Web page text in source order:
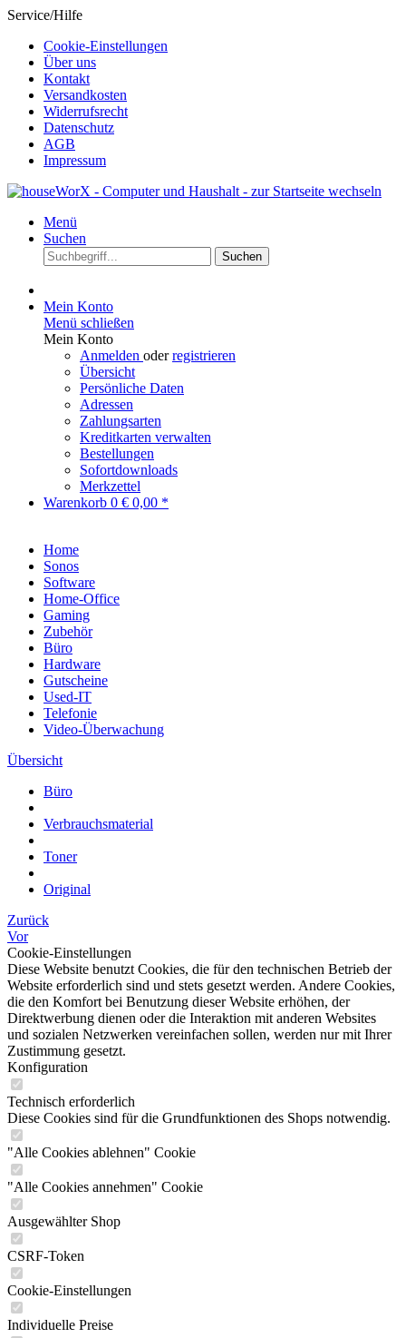
Service/Hilfe
Cookie-Einstellungen
Über uns
Kontakt
Versandkosten
Widerrufsrecht
Datenschutz
AGB
Impressum
Menü
Suchen
Suchen
Mein Konto
Menü schließen
Mein Konto
Anmelden oderregistrieren
Übersicht
Persönliche Daten
Adressen
Zahlungsarten
Kreditkarten verwalten
Bestellungen
Sofortdownloads
Merkzettel
Warenkorb 0 € 0,00 *
Home
Sonos
Software
Home-Office
Gaming
Zubehör
Büro
Hardware
Gutscheine
Used-IT
Telefonie
Video-Überwachung
Übersicht
Büro
Verbrauchsmaterial
Toner
Original
Zurück
Vor
Cookie-Einstellungen
Diese Website benutzt Cookies, die für den technischen Betrieb der
Website erforderlich sind und stets gesetzt werden. Andere Cookies,
die den Komfort bei Benutzung dieser Website erhöhen, der
Direktwerbung dienen oder die Interaktion mit anderen Websites
und sozialen Netzwerken vereinfachen sollen, werden nur mit Ihrer
Zustimmung gesetzt.
Konfiguration
Technisch erforderlich
Diese Cookies sind für die Grundfunktionen des Shops notwendig.
"Alle Cookies ablehnen" Cookie
"Alle Cookies annehmen" Cookie
Ausgewählter Shop
CSRF-Token
Cookie-Einstellungen
Individuelle Preise